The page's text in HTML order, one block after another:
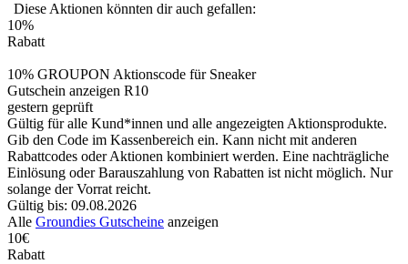
Diese Aktionen könnten dir auch gefallen:
10%
Rabatt
10% GROUPON Aktionscode für Sneaker
Gutschein anzeigen R10
gestern geprüft
Gültig für alle Kund*innen und alle angezeigten Aktionsprodukte.
Gib den Code im Kassenbereich ein. Kann nicht mit anderen
Rabattcodes oder Aktionen kombiniert werden. Eine nachträgliche
Einlösung oder Barauszahlung von Rabatten ist nicht möglich. Nur
solange der Vorrat reicht.
Gültig bis: 09.08.2026
Alle Groundies Gutscheine anzeigen
10€
Rabatt